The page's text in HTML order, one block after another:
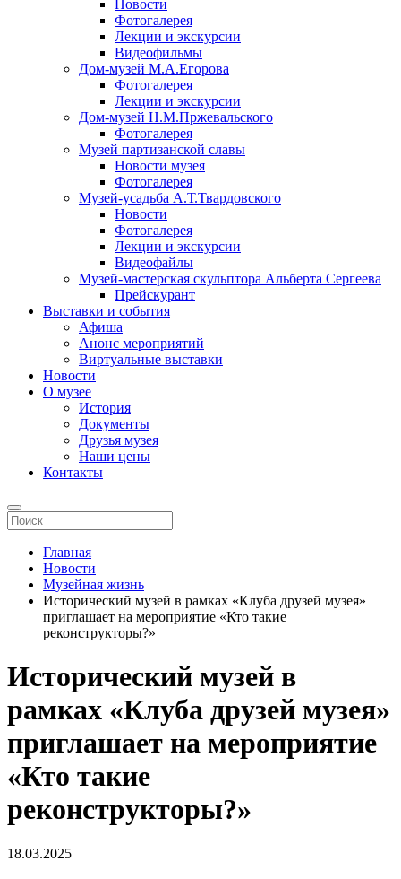
Новости
Фотогалерея
Лекции и экскурсии
Видеофильмы
Дом-музей М.А.Егорова
Фотогалерея
Лекции и экскурсии
Дом-музей Н.М.Пржевальского
Фотогалерея
Музей партизанской славы
Новости музея
Фотогалерея
Музей-усадьба А.Т.Твардовского
Новости
Фотогалерея
Лекции и экскурсии
Видеофайлы
Музей-мастерская скульптора Альберта Сергеева
Прейскурант
Выставки и события
Афиша
Анонс мероприятий
Виртуальные выставки
Новости
О музее
История
Документы
Друзья музея
Наши цены
Контакты
Главная
Новости
Музейная жизнь
Исторический музей в рамках «Клуба друзей музея»
приглашает на мероприятие «Кто такие
реконструкторы?»
Исторический музей в
рамках «Клуба друзей музея»
приглашает на мероприятие
«Кто такие
реконструкторы?»
18.03.2025